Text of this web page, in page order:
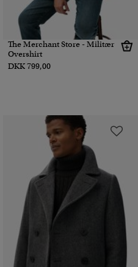
The Merchant Store - Militær
Overshirt
DKK 799,00